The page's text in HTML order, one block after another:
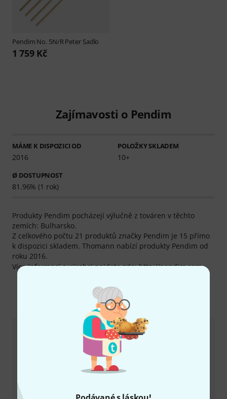
Pendim No. 5N/R Peter Sadlo
1 759 Kč
Zajímavosti o Pendim
MÁME K DISPOZICI OD
2016
POLOŽKY SKLADEM
10+
Ø DOSTUPNOST
81.96% (1 rok)
Produkty Pendim pocházejí výlučně z továren v těchto
zemích: Bulharsko.
Z celkového počtu 21 produktů značky Pendim je 15 přímo
k dispozici skladem. Thomann nabízí produkty Pendim od
roku 2016.
Více informací o výrobci najdete zde:http://pendim.com
Kontaktujte nás
Zákaznický servis - Česko